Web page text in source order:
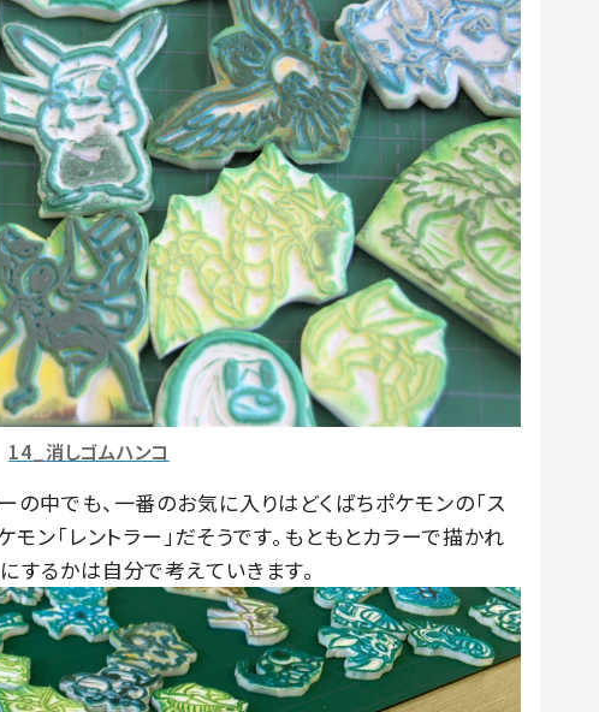
14_消しゴムハンコ
中でも、一番のお気に入りはどくばちポケモンの「ス
モン「レントラー」だそうです。もともとカラーで描かれ
するかは自分で考えていきます。